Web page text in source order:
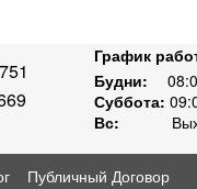
График
Будни:
Суббота:
Вс:
Публичный Договор